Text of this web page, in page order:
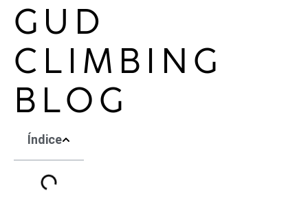
GUD
CLIMBING
BLOG
Índice